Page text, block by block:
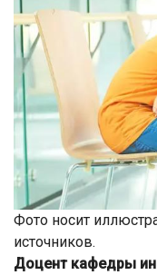
Фото носит
источников.
Доцент кафедры